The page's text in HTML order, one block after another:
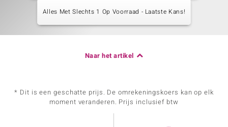
Alles Met Slechts 1 Op Voorraad - Laatste Kans!
Naar het artikel
* Dit is een geschatte prijs. De omrekeningskoers kan op elk
moment veranderen. Prijs inclusief btw